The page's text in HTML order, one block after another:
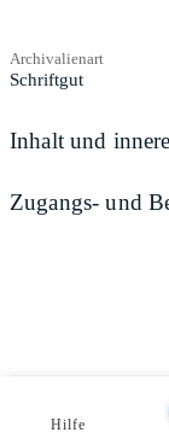
Archivalienart
Schriftgut
Inhalt und
Zugangs- und
Hilfe